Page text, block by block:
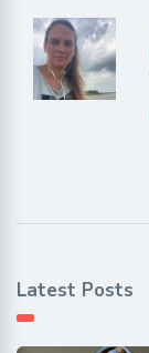
Latest Posts